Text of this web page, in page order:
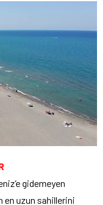
gidemeyen
en uzun sahillerini